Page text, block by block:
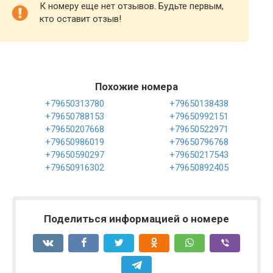
К номеру еще нет отзывов. Будьте первым,
кто оставит отзыв!
Похожие номера
+79650313780
+79650138438
+79650788153
+79650992151
+79650207668
+79650522971
+79650986019
+79650796768
+79650590297
+79650217543
+79650916302
+79650892405
Поделиться информацией о номере